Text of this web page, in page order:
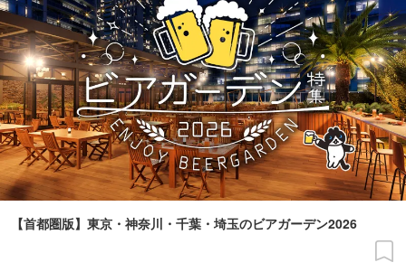
【首都圏版】東京・神奈川・千葉・埼玉のビアガーデン2026